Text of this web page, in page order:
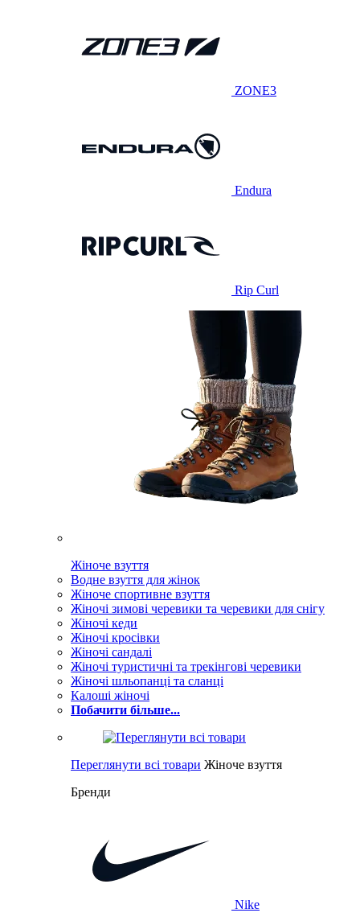
ZONE3
Endura
Rip Curl
Жіноче взуття
Водне взуття для жінок
Жіноче спортивне взуття
Жіночі зимові черевики та черевики для снігу
Жіночі кеди
Жіночі кросівки
Жіночі сандалі
Жіночі туристичні та трекінгові черевики
Жіночі шльопанці та сланці
Калоші жіночі
Побачити більше...
Переглянути всі товари Жіноче взуття
Бренди
Nike